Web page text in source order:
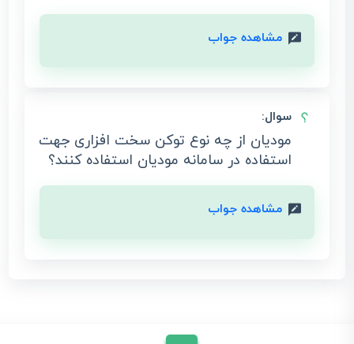
مشاهده جواب
سوال:
مودیان از چه نوع توکن سخت افزاری جهت
استفاده در سامانه مودیان استفاده کنند؟
مشاهده جواب